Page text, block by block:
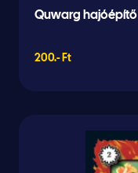
Quwarg hajóépítő
200.- Ft